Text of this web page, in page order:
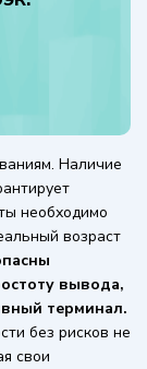
Наличие
необходимо
возраст
вывода,
терминал.
без рисков не
свои